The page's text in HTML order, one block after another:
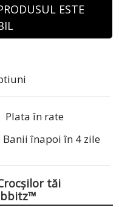
ESTE
Plata în rate
Banii înapoi în 4 zile
tăi